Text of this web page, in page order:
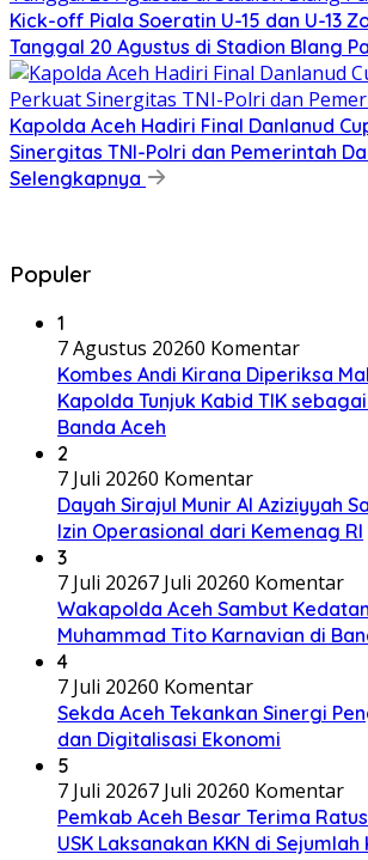
Kick-off Piala Soeratin U-15 dan U-13
Tanggal 20 Agustus di Stadion Blang
Kapolda Aceh Hadiri Final Danlanud
Sinergitas TNI-Polri dan Pemerintah
Selengkapnya
Populer
1
7 Agustus 20260 Komentar
Kombes Andi Kirana Diperiksa
Kapolda Tunjuk Kabid TIK
Banda Aceh
2
7 Juli 20260 Komentar
Dayah Sirajul Munir Al Aziziyyah
Izin Operasional dari Kemenag RI
3
7 Juli 20267 Juli 20260 Komentar
Wakapolda Aceh Sambut
Muhammad Tito Karnavian di
4
7 Juli 20260 Komentar
Sekda Aceh Tekankan Sinergi
dan Digitalisasi Ekonomi
5
7 Juli 20267 Juli 20260 Komentar
Pemkab Aceh Besar Terima
USK Laksanakan KKN di